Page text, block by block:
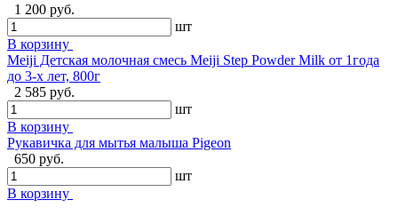
1 200 руб.
шт
В корзину
Meiji Детская молочная смесь Meiji Step Powder Milk от 1года
до 3-х лет, 800г
2 585 руб.
шт
В корзину
Рукавичка для мытья малыша Pigeon
650 руб.
шт
В корзину